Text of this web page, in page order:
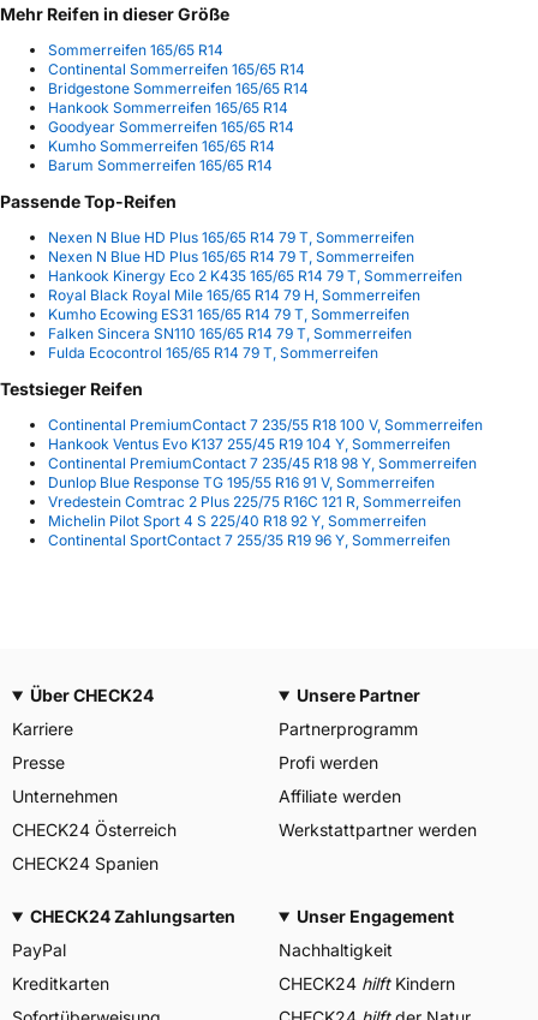
Mehr Reifen in dieser Größe
Sommerreifen 165/65 R14
Continental Sommerreifen 165/65 R14
Bridgestone Sommerreifen 165/65 R14
Hankook Sommerreifen 165/65 R14
Goodyear Sommerreifen 165/65 R14
Kumho Sommerreifen 165/65 R14
Barum Sommerreifen 165/65 R14
Passende Top-Reifen
Nexen N Blue HD Plus 165/65 R14 79 T, Sommerreifen
Nexen N Blue HD Plus 165/65 R14 79 T, Sommerreifen
Hankook Kinergy Eco 2 K435 165/65 R14 79 T, Sommerreifen
Royal Black Royal Mile 165/65 R14 79 H, Sommerreifen
Kumho Ecowing ES31 165/65 R14 79 T, Sommerreifen
Falken Sincera SN110 165/65 R14 79 T, Sommerreifen
Fulda Ecocontrol 165/65 R14 79 T, Sommerreifen
Testsieger Reifen
Continental PremiumContact 7 235/55 R18 100 V, Sommerreifen
Hankook Ventus Evo K137 255/45 R19 104 Y, Sommerreifen
Continental PremiumContact 7 235/45 R18 98 Y, Sommerreifen
Dunlop Blue Response TG 195/55 R16 91 V, Sommerreifen
Vredestein Comtrac 2 Plus 225/75 R16C 121 R, Sommerreifen
Michelin Pilot Sport 4 S 225/40 R18 92 Y, Sommerreifen
Continental SportContact 7 255/35 R19 96 Y, Sommerreifen
Über CHECK24
Karriere
Presse
Unternehmen
CHECK24 Österreich
CHECK24 Spanien
Unsere Partner
Partnerprogramm
Profi werden
Affiliate werden
Werkstattpartner werden
CHECK24 Zahlungsarten
PayPal
Kreditkarten
Unser Engagement
Nachhaltigkeit
CHECK24 hilftKindern